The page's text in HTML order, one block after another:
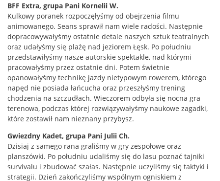
BFF Extra, grupa Pani Kornelii W.
Kulkowy poranek rozpoczęłyśmy od obejrzenia filmu
animowanego. Seans sprawił nam wiele radości. Następnie
dopracowywałyśmy ostatnie detale naszych sztuk teatralnych
oraz udałyśmy się plażę nad jeziorem Łęsk. Po południu
przedstawiłyśmy nasze autorskie spektakle, nad którymi
pracowałyśmy przez ostatnie dni. Potem świetnie
opanowałyśmy technikę jazdy nietypowym rowerem, którego
napęd nie posiada łańcucha oraz przeszłyśmy trening
chodzenia na szczudłach. Wieczorem odbyła się nocna gra
terenowa, podczas której rozwiązywałyśmy naukowe zagadki,
które zostawił nam nieznany przybysz.
Gwiezdny Kadet, grupa Pani Julii Ch.
Dzisiaj z samego rana graliśmy w gry zespołowe oraz
planszówki. Po południu udaliśmy się do lasu poznać tajniki
survivalu i zbudować szałas. Następnie uczyliśmy się taktyki i
strategii. Dzień zakończyliśmy wspólnym ogniskiem z